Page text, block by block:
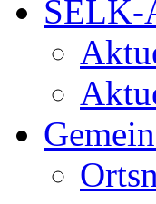
SELK-